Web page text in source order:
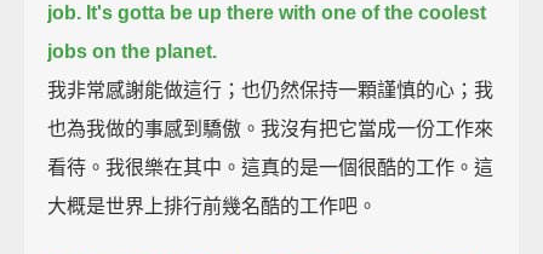
job. It's gotta be up there with one of the coolest
jobs on the planet.
我非常感謝能做這行；也仍然保持一顆謹慎的心；我
也為我做的事感到驕傲。我沒有把它當成一份工作來
看待。我很樂在其中。這真的是一個很酷的工作。這
大概是世界上排行前幾名酷的工作吧。